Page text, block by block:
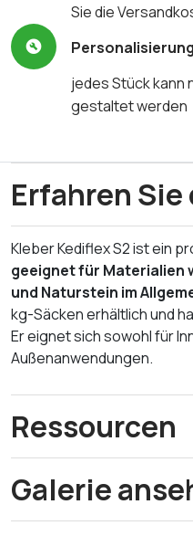
Sie die
Personalisierung
jedes Stück kann
gestaltet werden
Erfahren
Kleber Kediflex S2 ist ein
geeignet für Materialien
und Naturstein im
kg-Säcken erhältlich und
Er eignet sich sowohl für
Außenanwendungen.
Ressourcen
Galerie